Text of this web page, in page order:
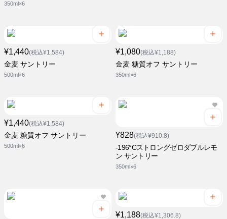
350ml×6
¥1,440(税込¥1,584)
金麦 サントリー
500ml×6
¥1,080(税込¥1,188)
金麦 糖質オフ サントリー
350ml×6
¥1,440(税込¥1,584)
金麦 糖質オフ サントリー
500ml×6
¥828(税込¥910.8)
-196°Cストロングゼロダブルレモ
ン サントリー
350ml×6
¥1,188(税込¥1,306.8)